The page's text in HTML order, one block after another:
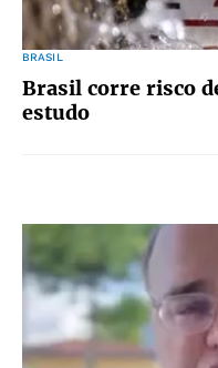
BRASIL
Brasil corre risco
estudo